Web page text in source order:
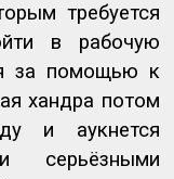
требуется
в рабочую
за помощью к
хандра потом
и аукнется
серьёзными